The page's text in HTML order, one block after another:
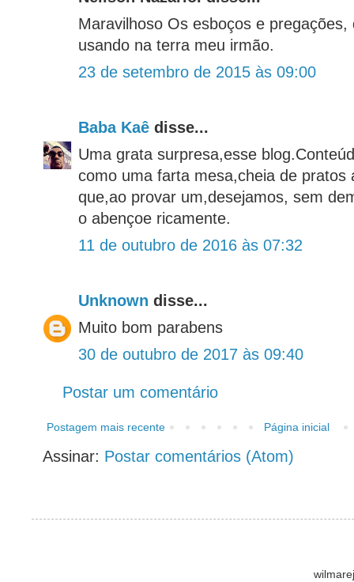
Maravilhoso Os esboços e
usando na terra meu irmão.
23 de setembro de 2015 às 09:00
Baba Kaê disse...
Uma grata surpresa,esse
como uma farta mesa,cheia de pratos
que,ao provar um,desejamos, sem
o abençoe ricamente.
11 de outubro de 2016 às 07:32
Unknown disse...
Muito bom parabens
30 de outubro de 2017 às 09:40
Postar um comentário
Postagem mais recente Página inicial
Assinar: Postar comentários (Atom)